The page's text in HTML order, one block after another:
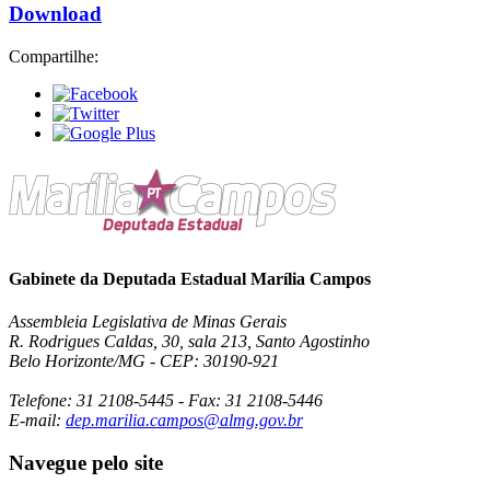
Download
Compartilhe:
Gabinete da Deputada Estadual Marília Campos
Assembleia Legislativa de Minas Gerais
R. Rodrigues Caldas, 30, sala 213, Santo Agostinho
Belo Horizonte/MG - CEP: 30190-921
Telefone: 31 2108-5445 - Fax: 31 2108-5446
E-mail: dep.marilia.campos@almg.gov.br
Navegue pelo site